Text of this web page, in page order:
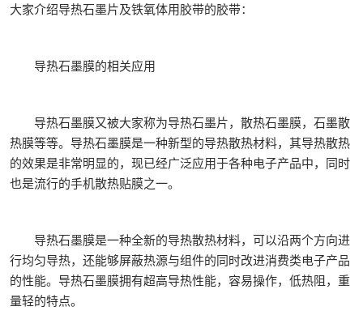
大家介绍导热石墨片及铁氧体用胶带的胶带：
导热石墨膜的相关应用
导热石墨膜又被大家称为导热石墨片，散热石墨膜，石墨散
热膜等等。导热石墨膜是一种新型的导热散热材料，其导热散热
的效果是非常明显的，现已经广泛应用于各种电子产品中，同时
也是流行的手机散热贴膜之一。
导热石墨膜是一种全新的导热散热材料，可以沿两个方向进
行均匀导热，还能够屏蔽热源与组件的同时改进消费类电子产品
的性能。导热石墨膜拥有超高导热性能，容易操作，低热阻，重
量轻的特点。